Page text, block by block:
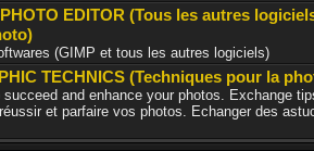
EDITOR (Tous les autres
(GIMP et tous les autres logiciels)
TECHNICS (Techniques pour la
and enhance your photos. Exchange
et parfaire vos photos. Echanger des